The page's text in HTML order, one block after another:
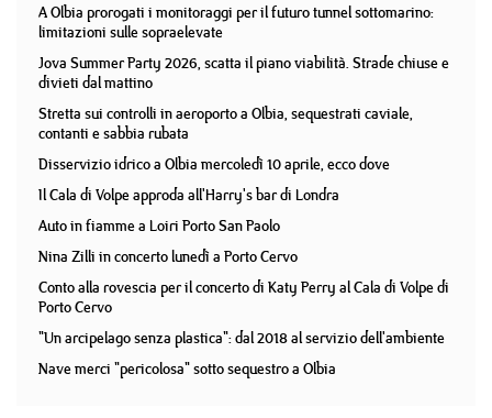
A Olbia prorogati i monitoraggi per il futuro tunnel sottomarino:
limitazioni sulle sopraelevate
Jova Summer Party 2026, scatta il piano viabilità. Strade chiuse e
divieti dal mattino
Stretta sui controlli in aeroporto a Olbia, sequestrati caviale,
contanti e sabbia rubata
Disservizio idrico a Olbia mercoledì 10 aprile, ecco dove
Il Cala di Volpe approda all'Harry's bar di Londra
Auto in fiamme a Loiri Porto San Paolo
Nina Zilli in concerto lunedì a Porto Cervo
Conto alla rovescia per il concerto di Katy Perry al Cala di Volpe di
Porto Cervo
"Un arcipelago senza plastica": dal 2018 al servizio dell'ambiente
Nave merci "pericolosa" sotto sequestro a Olbia